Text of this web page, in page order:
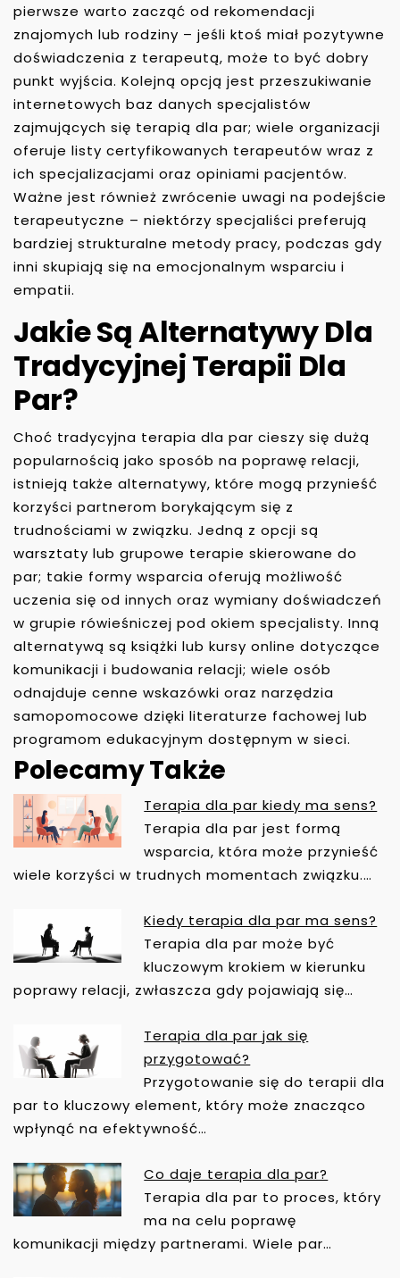
pierwsze warto zacząć od rekomendacji
znajomych lub rodziny – jeśli ktoś miał pozytywne
doświadczenia z terapeutą, może to być dobry
punkt wyjścia. Kolejną opcją jest przeszukiwanie
internetowych baz danych specjalistów
zajmujących się terapią dla par; wiele organizacji
oferuje listy certyfikowanych terapeutów wraz z
ich specjalizacjami oraz opiniami pacjentów.
Ważne jest również zwrócenie uwagi na podejście
terapeutyczne – niektórzy specjaliści preferują
bardziej strukturalne metody pracy, podczas gdy
inni skupiają się na emocjonalnym wsparciu i
empatii.
Jakie Są Alternatywy Dla
Tradycyjnej Terapii Dla
Par?
Choć tradycyjna terapia dla par cieszy się dużą
popularnością jako sposób na poprawę relacji,
istnieją także alternatywy, które mogą przynieść
korzyści partnerom borykającym się z
trudnościami w związku. Jedną z opcji są
warsztaty lub grupowe terapie skierowane do
par; takie formy wsparcia oferują możliwość
uczenia się od innych oraz wymiany doświadczeń
w grupie rówieśniczej pod okiem specjalisty. Inną
alternatywą są książki lub kursy online dotyczące
komunikacji i budowania relacji; wiele osób
odnajduje cenne wskazówki oraz narzędzia
samopomocowe dzięki literaturze fachowej lub
programom edukacyjnym dostępnym w sieci.
Polecamy Także
Terapia dla par kiedy ma sens?
Terapia dla par jest formą
wsparcia, która może przynieść
wiele korzyści w trudnych momentach związku.…
Kiedy terapia dla par ma sens?
Terapia dla par może być
kluczowym krokiem w kierunku
poprawy relacji, zwłaszcza gdy pojawiają się…
Terapia dla par jak się
przygotować?
Przygotowanie się do terapii dla
par to kluczowy element, który może znacząco
wpłynąć na efektywność…
Co daje terapia dla par?
Terapia dla par to proces, który
ma na celu poprawę
komunikacji między partnerami. Wiele par…
N
A
W
C
J
A
P
I
U